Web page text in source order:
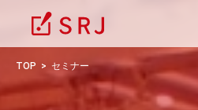
TOP セミナー